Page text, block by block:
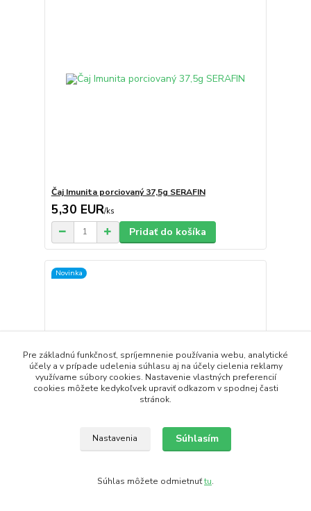
Čaj Imunita porciovaný 37,5g SERAFIN
5,30 EUR/ks
Pridať do košíka
Novinka
TURMERIX Kurkumové kapsule 60ks
Pre základnú funkčnosť, spríjemnenie používania webu, analytické
účely a v prípade udelenia súhlasu aj na účely cielenia reklamy
využívame súbory cookies. Nastavenie vlastných preferencií
cookies môžete kedykoľvek upraviť odkazom v spodnej časti
stránok.
Nastavenia Súhlasím
Súhlas môžete odmietnuťtu.